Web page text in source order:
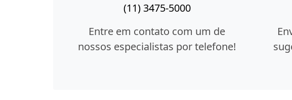
(11) 3475-5000
Entre em contato com um de
nossos especialistas por telefone!